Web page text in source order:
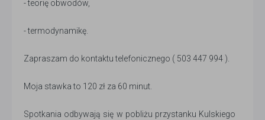
- teorię obwodów,
- termodynamikę.
Zapraszam do kontaktu telefonicznego ( 503 447 994 ).
Moja stawka to 120 zł za 60 minut.
Spotkania odbywają się w pobliżu przystanku Kulskiego